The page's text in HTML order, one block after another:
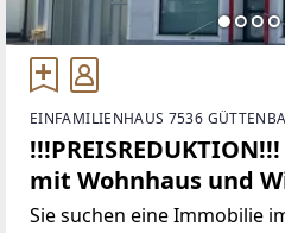
EINFAMILIENHAUS 7536
mit Wohnhaus und
Sie suchen eine Immobilie